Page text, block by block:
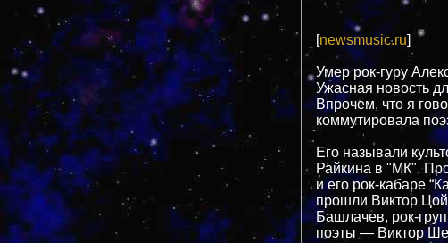
[newsmusic.ru]
Умер рок-гуру
Ужасная новость
Впрочем, что я
коммутировала
Его называли
Райкина в "МК".
и его рок-кабаре
прошли Виктор
Башлачев, рок-
поэты — Виктор